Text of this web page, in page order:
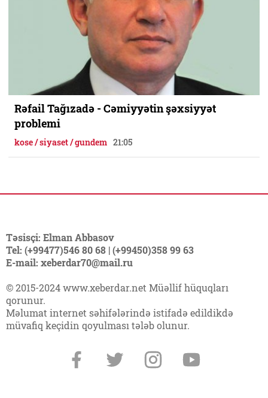
Rəfail Tağızadə - Cəmiyyətin şəxsiyyət
problemi
kose / siyaset / gundem 21:05
Təsisçi: Elman Abbasov
Tel: (+99477)546 80 68 | (+99450)358 99 63
E-mail: xeberdar70@mail.ru
© 2015-2024 www.xeberdar.net Müəllif hüquqları
qorunur.
Məlumat internet səhifələrində istifadə edildikdə
müvafiq keçidin qoyulması tələb olunur.